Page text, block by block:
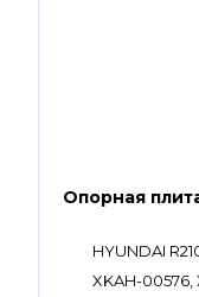
Опорная
HYUNDAI
XKAH-00576,